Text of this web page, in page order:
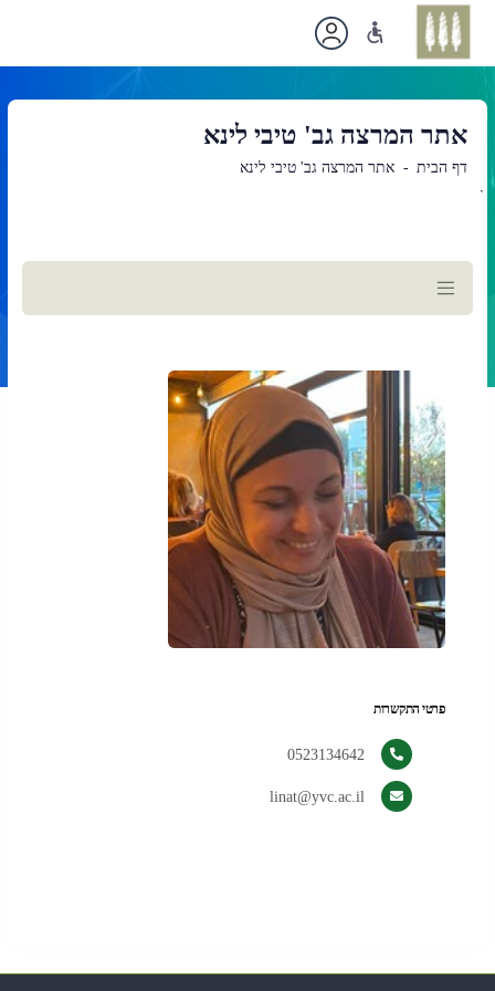
אתר המרצה גב' טיבי לינא
דף הבית אתר המרצה גב' טיבי לינא
`
תוכן
ראשי
פרטי התקשרות
0523134642
linat@yvc.ac.il